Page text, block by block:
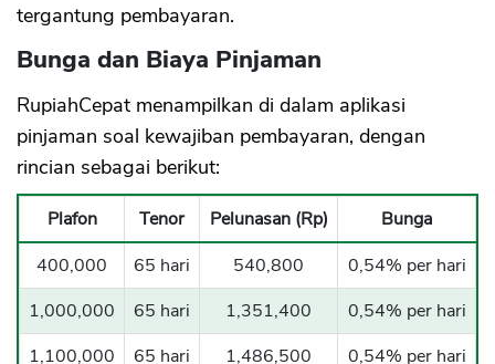
tergantung pembayaran.
Bunga dan Biaya Pinjaman
RupiahCepat menampilkan di dalam aplikasi
pinjaman soal kewajiban pembayaran, dengan
rincian sebagai berikut:
Plafon Tenor Pelunasan (Rp)
Bunga
400,000
65 hari 540,800
0,54% per hari
1,000,000
65 hari 1,351,400
0,54% per hari
1,100,000
65 hari 1,486,500
0,54% per hari